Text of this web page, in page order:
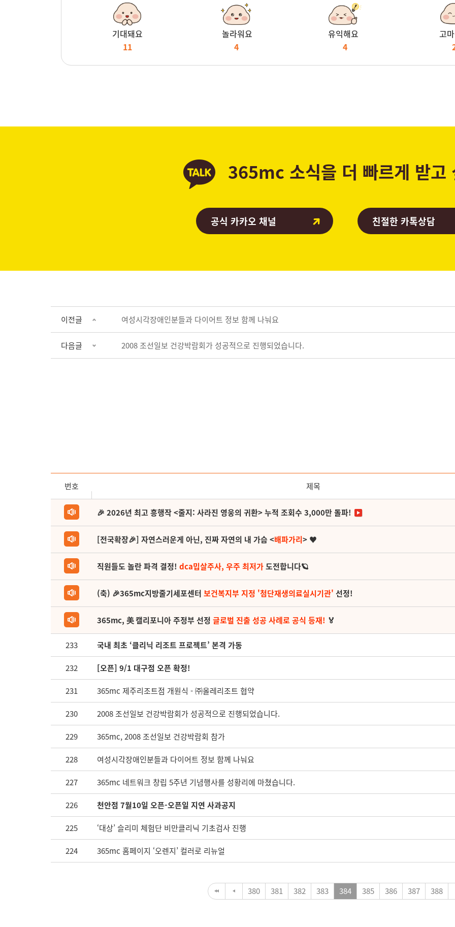
기대돼요
11
놀라워요
4
유익해요
4
고
365mc 소식을 더 빠르게 받고
공식 카카오 채널 친절한 카톡상담
이전글 여성시각장애인분들과 다이어트 정보 함께 나눠요
다음글 2008 조선일보 건강박람회가 성공적으로 진행되었습니다.
번호 제목
🎉 2026년 최고 흥행작 <줄지: 사라진 영웅의 귀환> 누적 조회수 3,000만 돌파!
[전국확장🎉] 자연스러운게 아닌, 진짜 자연의 내 가슴 <배파가리> ♥
직원들도 놀란 파격 결정! dca밉살주사, 우주 최저가도전합니다🪐
(축) 🎉365mc지방줄기세포센터 보건복지부 지정 '첨단재생의료실시기관' 선정!
365mc, 美 캘리포니아 주정부 선정 글로벌 진출 성공 사례로 공식 등재! 🏅
233 국내 최초 ‘클리닉 리조트 프로젝트’ 본격 가동
232 [오픈] 9/1 대구점 오픈 확정!
231 365mc 제주리조트점 개원식 - ㈜올레리조트 협약
230 2008 조선일보 건강박람회가 성공적으로 진행되었습니다.
229 365mc, 2008 조선일보 건강박람회 참가
228 여성시각장애인분들과 다이어트 정보 함께 나눠요
227 365mc 네트워크 창립 5주년 기념행사를 성황리에 마쳤습니다.
226 천안점 7월10일 오픈-오픈일 지연 사과공지
225 ‘대상’ 슬리미 체험단 비만클리닉 기초검사 진행
224 365mc 홈페이지 ‘오렌지’ 컬러로 리뉴얼
380 381 382 383 384 385 386 387 388